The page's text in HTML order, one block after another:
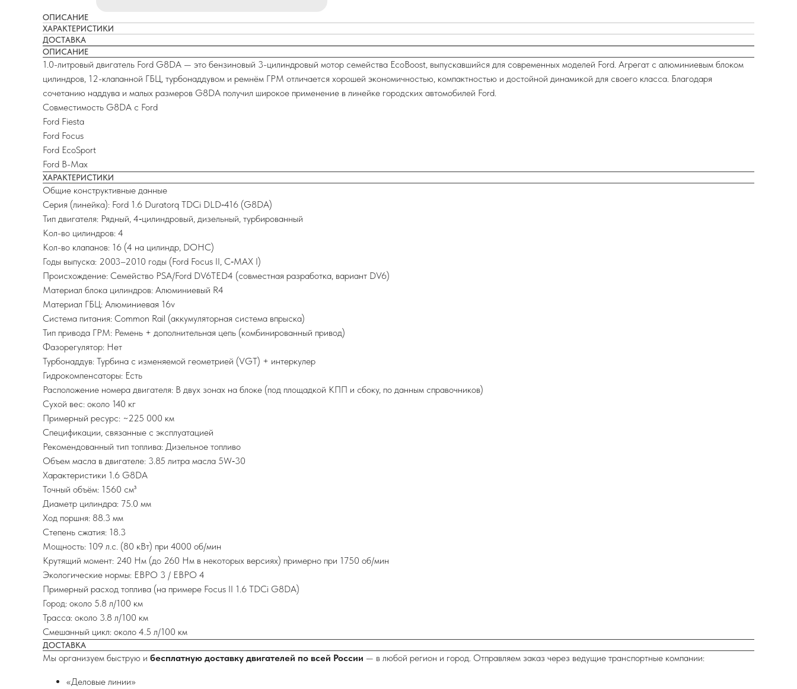
ОПИСАНИЕ
ХАРАКТЕРИСТИКИ
ДОСТАВКА
ОПИСАНИЕ
1.0-литровый двигатель Ford G8DA — это бензиновый 3-цилиндровый мотор семейства EcoBoost, выпускавшийся для современных моделей Ford. Агрегат с алюминиевым блоком
цилиндров, 12-клапанной ГБЦ, турбонаддувом и ремнём ГРМ отличается хорошей экономичностью, компактностью и достойной динамикой для своего класса. Благодаря
сочетанию наддува и малых размеров G8DA получил широкое применение в линейке городских автомобилей Ford.
Совместимость G8DA с Ford
Ford Fiesta
Ford Focus
Ford EcoSport
Ford B-Max
ХАРАКТЕРИСТИКИ
Общие конструктивные данные
Серия (линейка): Ford 1.6 Duratorq TDCi DLD‑416 (G8DA)
Тип двигателя: Рядный, 4‑цилиндровый, дизельный, турбированный
Кол-во цилиндров: 4
Кол-во клапанов: 16 (4 на цилиндр, DOHC)
Годы выпуска: 2003–2010 годы (Ford Focus II, C‑MAX I)
Происхождение: Семейство PSA/Ford DV6TED4 (совместная разработка, вариант DV6)
Материал блока цилиндров: Алюминиевый R4
Материал ГБЦ: Алюминиевая 16v
Система питания: Common Rail (аккумуляторная система впрыска)
Тип привода ГРМ: Ремень + дополнительная цепь (комбинированный привод)
Фазорегулятор: Нет
Турбонаддув: Турбина с изменяемой геометрией (VGT) + интеркулер
Гидрокомпенсаторы: Есть
Расположение номера двигателя: В двух зонах на блоке (под площадкой КПП и сбоку, по данным справочников)
Сухой вес: около 140 кг
Примерный ресурс: ~225 000 км
Спецификации, связанные с эксплуатацией
Рекомендованный тип топлива: Дизельное топливо
Объем масла в двигателе: 3.85 литра масла 5W‑30
Характеристики 1.6 G8DA
Точный объём: 1560 см³
Диаметр цилиндра: 75.0 мм
Ход поршня: 88.3 мм
Степень сжатия: 18.3
Мощность: 109 л.с. (80 кВт) при 4000 об/мин
Крутящий момент: 240 Нм (до 260 Нм в некоторых версиях) примерно при 1750 об/мин
Экологические нормы: ЕВРО 3 / ЕВРО 4
Примерный расход топлива (на примере Focus II 1.6 TDCi G8DA)
Город: около 5.8 л/100 км
Трасса: около 3.8 л/100 км
Смешанный цикл: около 4.5 л/100 км
ДОСТАВКА
Мы организуем быструю и бесплатную доставку двигателей по всей России — в любой регион и город. Отправляем заказ через ведущие транспортные компании:
«Деловые линии»